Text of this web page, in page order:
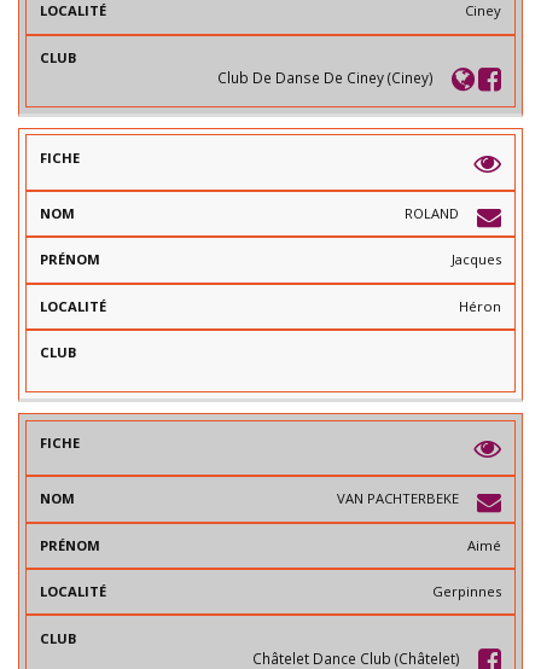
Ciney
Club De Danse De Ciney (Ciney)
ROLAND
Jacques
Héron
VAN PACHTERBEKE
Aimé
Gerpinnes
Châtelet Dance Club (Châtelet)